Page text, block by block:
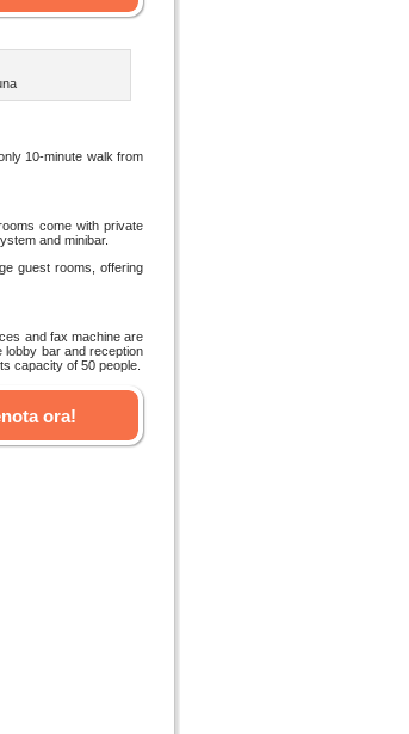
10-minute walk from
come with private
and minibar.
guest rooms, offering
and fax machine are
lobby bar and reception
capacity of 50 people.
ora!